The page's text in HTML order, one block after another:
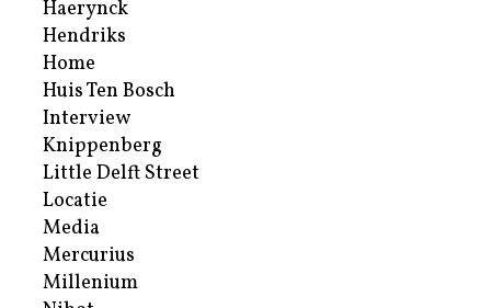
Haerynck
Hendriks
Home
Huis Ten Bosch
Interview
Knippenberg
Little Delft Street
Locatie
Media
Mercurius
Millenium